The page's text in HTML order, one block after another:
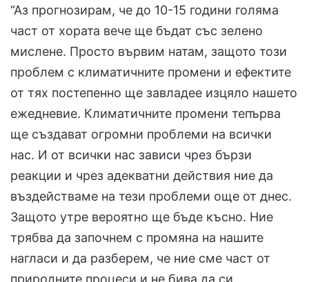
“Аз прогнозирам, че до 10-15 години голяма
част от хората вече ще бъдат със зелено
мислене. Просто вървим натам, защото този
проблем с климатичните промени и ефектите
от тях постепенно ще завладее изцяло нашето
ежедневие. Климатичните промени тепърва
ще създават огромни проблеми на всички
нас. И от всички нас зависи чрез бързи
реакции и чрез адекватни действия ние да
въздействаме на тези проблеми още от днес.
Защото утре вероятно ще бъде късно. Ние
трябва да започнем с промяна на нашите
нагласи и да разберем, че ние сме част от
природните процеси и не бива да си